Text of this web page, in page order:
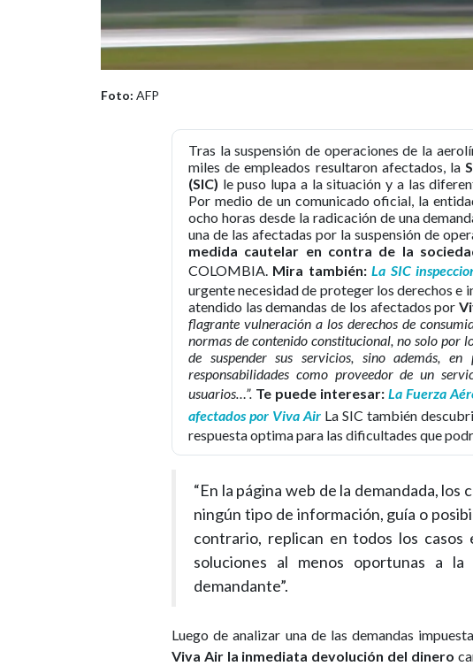
Foto: AFP
Tras la suspensión de operaciones de la
miles de empleados resultaron afectados, la
(SIC) le puso lupa a la situación y a las
Por medio de un comunicado oficial, la
ocho horas desde la radicación de una
una de las afectadas por la suspensión de
medida cautelar en contra de la
COLOMBIA. Mira también:La SIC
urgente necesidad de proteger los derechos e
atendido las demandas de los afectados por
flagrante vulneración a los derechos de
normas de contenido constitucional, no solo por
de suspender sus servicios, sino además,
responsabilidades como proveedor de un
usuarios…”. Te puede interesar:La Fuerza
afectados por Viva Air La SIC también
respuesta optima para las dificultades que
“En la página web de la demandada,
ningún tipo de información, guía o
contrario, replican en todos los
soluciones al menos oportunas a
demandante”.
Luego de analizar una de las demandas
Viva Air la inmediata devolución del dinero